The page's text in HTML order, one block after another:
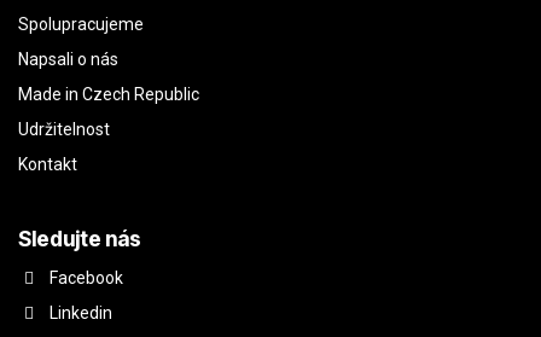
Spolupracujeme
Napsali o nás
Made in Czech Republic
Udržitelnost
Kontakt
Sledujte nás
Facebook
Linkedin